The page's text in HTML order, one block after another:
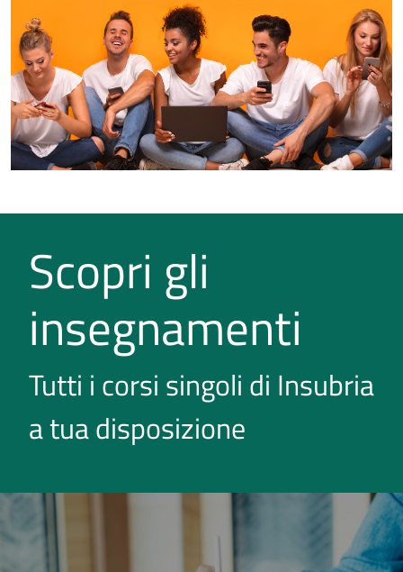
Scopri gli
insegnamenti
Tutti i corsi singoli di Insubria
a tua disposizione